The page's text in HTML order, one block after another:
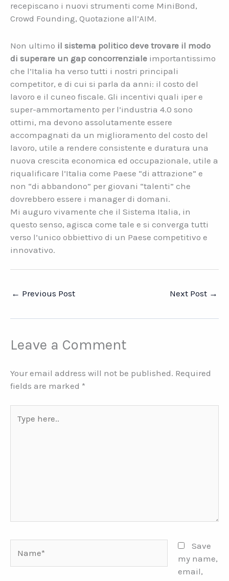
recepiscano i nuovi strumenti come MiniBond,
Crowd Founding, Quotazione all’AIM.
Non ultimo il sistema politico deve trovare il modo
di superare un gap concorrenziale importantissimo
che l’Italia ha verso tutti i nostri principali
competitor, e di cui si parla da anni: il costo del
lavoro e il cuneo fiscale. Gli incentivi quali iper e
super-ammortamento per l’industria 4.0 sono
ottimi, ma devono assolutamente essere
accompagnati da un miglioramento del costo del
lavoro, utile a rendere consistente e duratura una
nuova crescita economica ed occupazionale, utile a
riqualificare l’Italia come Paese “di attrazione” e
non “di abbandono” per giovani “talenti” che
dovrebbero essere i manager di domani.
Mi auguro vivamente che il Sistema Italia, in
questo senso, agisca come tale e si converga tutti
verso l’unico obbiettivo di un Paese competitivo e
innovativo.
← Previous Post Next Post →
Leave a Comment
Your email address will not be published. Required
fields are marked *
here..
Save
my name,
email,